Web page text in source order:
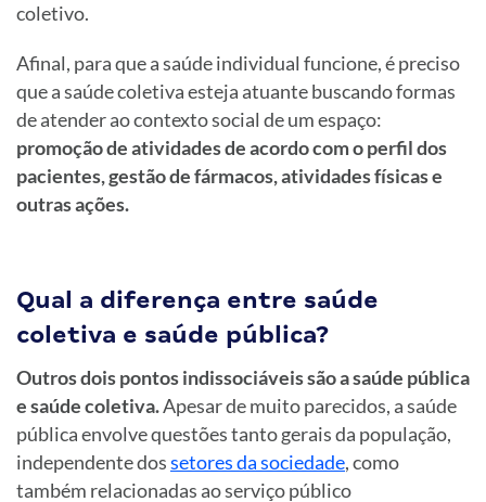
coletivo.
Afinal, para que a saúde individual funcione, é preciso
que a saúde coletiva esteja atuante buscando formas
de atender ao contexto social de um espaço:
promoção de atividades de acordo com o perfil dos
pacientes, gestão de fármacos, atividades físicas e
outras ações.
Qual a diferença entre saúde
coletiva e saúde pública?
Outros dois pontos indissociáveis são a saúde pública
e saúde coletiva.Apesar de muito parecidos, a saúde
pública envolve questões tanto gerais da população,
independente dossetores da sociedade, como
também relacionadas ao serviço público